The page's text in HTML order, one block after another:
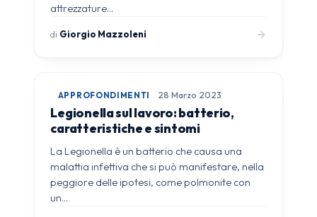
attrezzature…
di Giorgio Mazzoleni
APPROFONDIMENTI 28 Marzo 2023
Legionella sul lavoro: batterio,
caratteristiche e sintomi
La Legionella è un batterio che causa una
malattia infettiva che si può manifestare, nella
peggiore delle ipotesi, come polmonite con
un…